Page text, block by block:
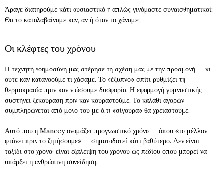
Άραγε διατηρούμε κάτι ουσιαστικό ή απλώς γινόμαστε συναισθηματικοί;
Θα το καταλαβαίναμε καν, αν ή όταν το χάναμε;
Οι κλέφτες του χρόνου
Η τεχνητή νοημοσύνη μας στέρησε τη σχέση μας με την προσμονή — κι
ούτε καν κατανοούμε τι χάσαμε. Το «έξυπνο» σπίτι ρυθμίζει τη
θερμοκρασία πριν καν νιώσουμε δυσφορία. Η εφαρμογή γυμναστικής
συστήνει ξεκούραση πριν καν κουραστούμε. Το καλάθι αγορών
συμπληρώνεται από μόνο του με ό,τι «σίγουρα» θα χρειαστούμε.
Αυτό που η Mancey ονομάζει προγνωστικό χρόνο — όπου «το μέλλον
φτάνει πριν το ζητήσουμε» — σηματοδοτεί κάτι βαθύτερο. Δεν είναι
ταξίδι στο χρόνο· είναι εξάλειψη του χρόνου ως πεδίου όπου μπορεί να
υπάρξει η ανθρώπινη συνείδηση.